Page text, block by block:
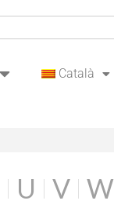
Català
U V W